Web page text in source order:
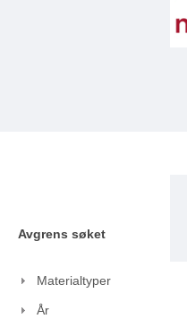
Avgrens søket
Materialtyper
År